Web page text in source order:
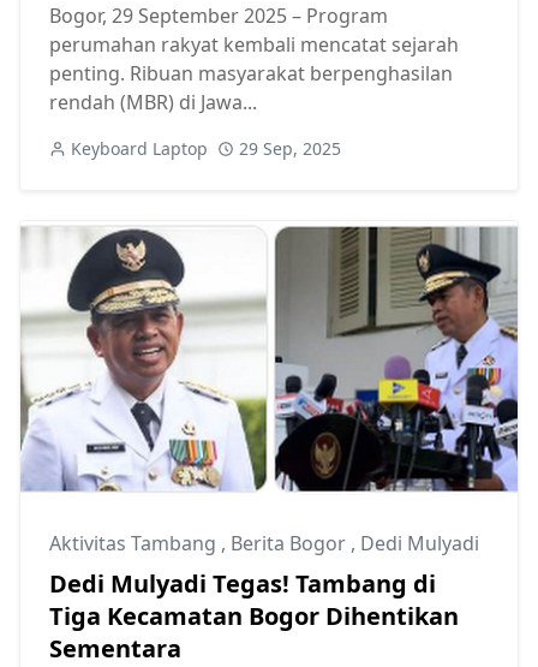
Bogor, 29 September 2025 – Program
perumahan rakyat kembali mencatat sejarah
penting. Ribuan masyarakat berpenghasilan
rendah (MBR) di Jawa...
Keyboard Laptop 29 Sep, 2025
Aktivitas Tambang , Berita Bogor , Dedi Mulyadi
Dedi Mulyadi Tegas! Tambang di
Tiga Kecamatan Bogor Dihentikan
Sementara